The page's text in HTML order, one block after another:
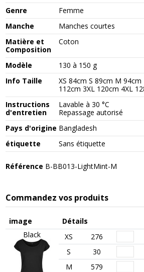
Genre
Femme
Manche
Manches courtes
Matière et
Composition
Coton
Modèle
130 à 150 g
Info Taille
XS 84cm S 89cm M
112cm 3XL 120cm 4XL
Instructions
d'entretien
Lavable à 30 °C
Repassage autorisé
Pays d'origine Bangladesh
étiquette
Sans étiquette
Référence B-BB013-LightMint-M
Commandez vos produits
image
Détails
Black
XS 276
S
30
M
579